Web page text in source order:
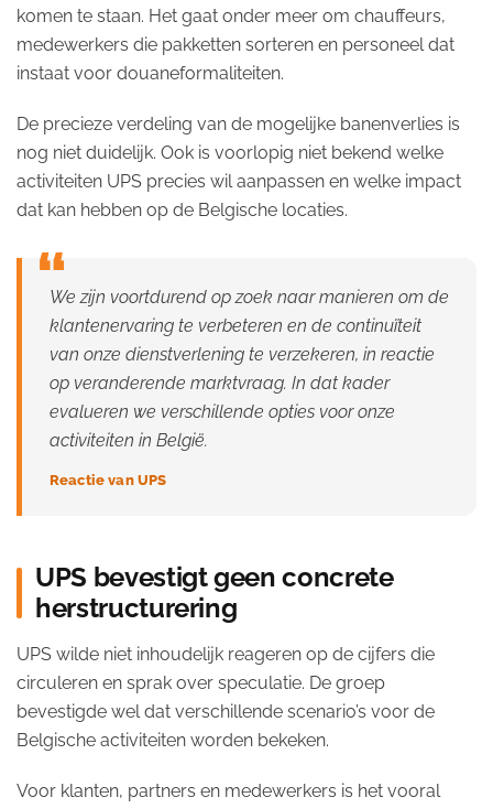
komen te staan. Het gaat onder meer om chauffeurs,
medewerkers die pakketten sorteren en personeel dat
instaat voor douaneformaliteiten.
De precieze verdeling van de mogelijke banenverlies is
nog niet duidelijk. Ook is voorlopig niet bekend welke
activiteiten UPS precies wil aanpassen en welke impact
dat kan hebben op de Belgische locaties.
We zijn voortdurend op zoek naar manieren om de
klantenervaring te verbeteren en de continuïteit
van onze dienstverlening te verzekeren, in reactie
op veranderende marktvraag. In dat kader
evalueren we verschillende opties voor onze
activiteiten in België.
Reactie van UPS
UPS bevestigt geen concrete
herstructurering
UPS wilde niet inhoudelijk reageren op de cijfers die
circuleren en sprak over speculatie. De groep
bevestigde wel dat verschillende scenario’s voor de
Belgische activiteiten worden bekeken.
Voor klanten, partners en medewerkers is het vooral